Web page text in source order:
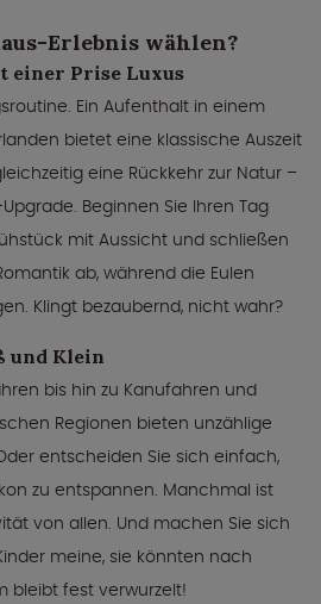
Erlebnis wählen?
einer Prise Luxus
Ein Aufenthalt in einem
bietet eine klassische Auszeit
eine Rückkehr zur Natur –
Beginnen Sie Ihren Tag
mit Aussicht und schließen
ab, während die Eulen
Klingt bezaubernd, nicht wahr?
und Klein
bis hin zu Kanufahren und
Regionen bieten unzählige
entscheiden Sie sich einfach,
zu entspannen. Manchmal ist
von allen. Und machen Sie sich
meine, sie könnten nach
bleibt fest verwurzelt!